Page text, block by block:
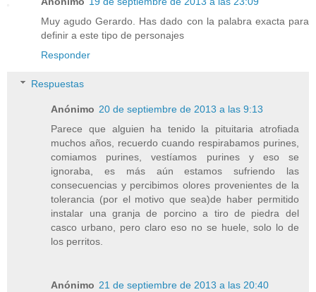
Muy agudo Gerardo. Has dado con la palabra exacta para
definir a este tipo de personajes
Responder
Respuestas
Anónimo 20 de septiembre de 2013 a las 9:13
Parece que alguien ha tenido la pituitaria atrofiada
muchos años, recuerdo cuando respirabamos purines,
comiamos purines, vestíamos purines y eso se
ignoraba, es más aún estamos sufriendo las
consecuencias y percibimos olores provenientes de la
tolerancia (por el motivo que sea)de haber permitido
instalar una granja de porcino a tiro de piedra del
casco urbano, pero claro eso no se huele, solo lo de
los perritos.
Anónimo 21 de septiembre de 2013 a las 20:40